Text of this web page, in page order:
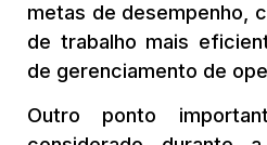
metas de desempenho,
de trabalho mais
de gerenciamento de
Outro ponto